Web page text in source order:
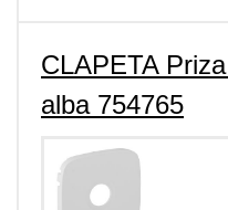
CLAPETA
alba 754765